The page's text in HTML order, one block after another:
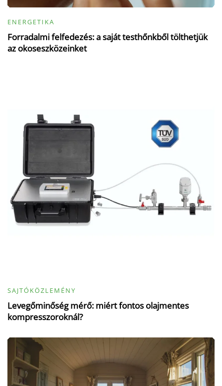
ENERGETIKA
Forradalmi felfedezés: a saját testhőnkből tölthetjük
az okoseszközeinket
SAJTÓKÖZLEMÉNY
Levegőminőség mérő: miért fontos olajmentes
kompresszoroknál?